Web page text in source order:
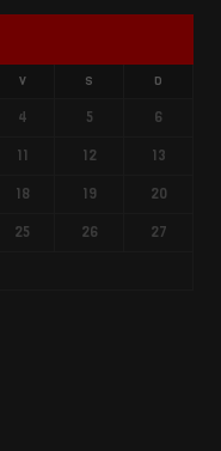
V S D
4 5
6
11 12
13
18 19
20
25 26
27